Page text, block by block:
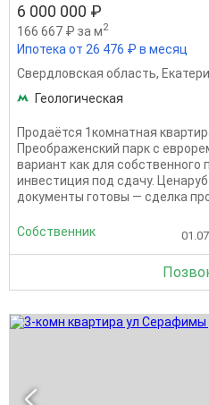
6 000 000 ₽
166 667 ₽ за м2
Ипотека от 26 476 ₽ в месяц
Свердловская область,
Геологическая
Продаётся 1комнатная
Преображенский парк с
вариант как для собственного
инвестиция под сдачу.
документы готовы — сделка
Собственник 01.07